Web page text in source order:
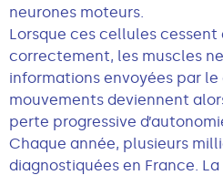
neurones moteurs.
Lorsque ces cellules
correctement, les muscles
informations envoyées par le
mouvements deviennent
perte progressive
Chaque année, plusieurs
diagnostiquées en France.